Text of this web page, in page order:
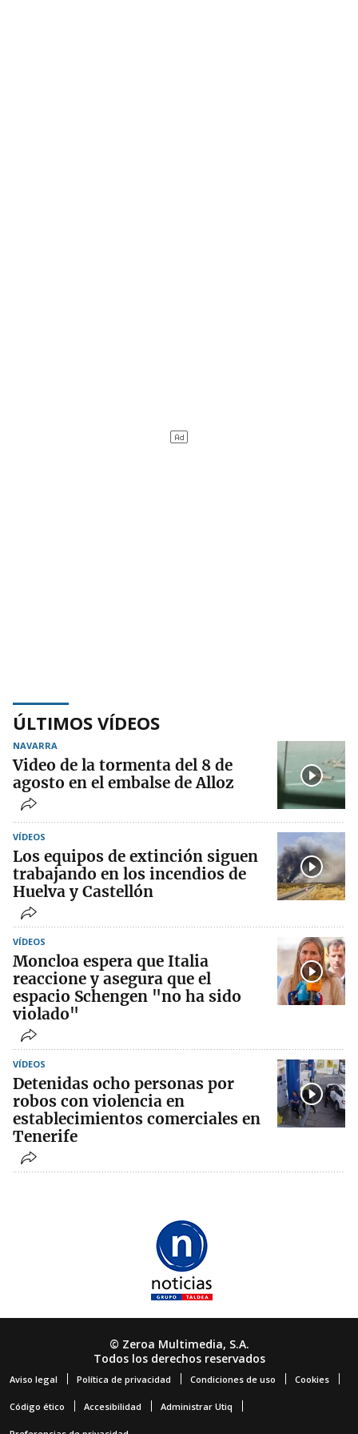
ÚLTIMOS VÍDEOS
NAVARRA
Video de la tormenta del 8 de
agosto en el embalse de Alloz
VÍDEOS
Los equipos de extinción siguen
trabajando en los incendios de
Huelva y Castellón
VÍDEOS
Moncloa espera que Italia
reaccione y asegura que el
espacio Schengen "no ha sido
violado"
VÍDEOS
Detenidas ocho personas por
robos con violencia en
establecimientos comerciales en
Tenerife
© Zeroa Multimedia, S.A.
Todos los derechos reservados
Aviso legal Política de privacidad Condiciones de uso Cookies
Código ético Accesibilidad Administrar Utiq